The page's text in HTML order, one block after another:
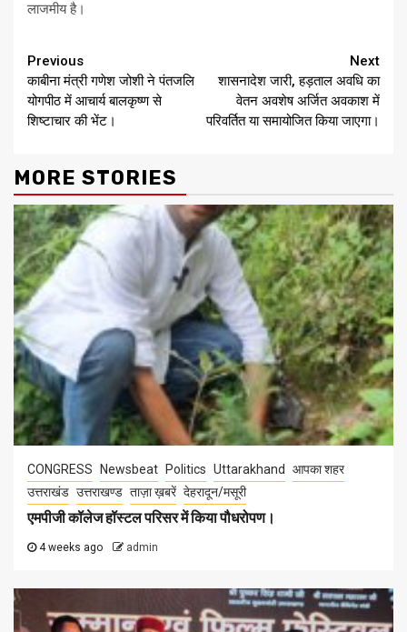
लाजमीय है।
Continue
Reading
Previous
काबीना मंत्री गणेश जोशी ने पंतजलि
योगपीठ में आचार्य बालकृष्ण से
शिष्टाचार की भेंट।
Next
शासनादेश जारी, हड़ताल अवधि का
वेतन अवशेष अर्जित अवकाश में
परिवर्तित या समायोजित किया जाएगा।
MORE STORIES
CONGRESS Newsbeat Politics Uttarakhand
आपका शहर
उत्तराखंड उत्तराखण्ड ताज़ा ख़बरें देहरादून/मसूरी
एमपीजी कॉलेज हॉस्टल परिसर में किया पौधरोपण।
4 weeks ago admin